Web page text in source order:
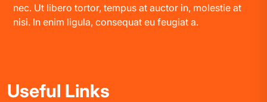
nec. Ut libero tortor, tempus at auctor in, molestie at
nisi. In enim ligula, consequat eu feugiat a.
Useful Links